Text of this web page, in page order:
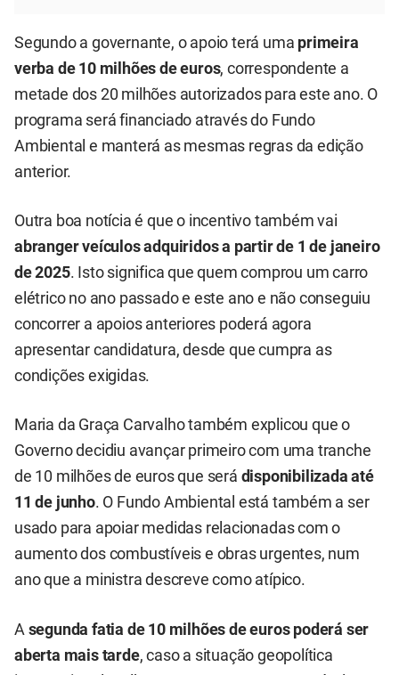
Segundo a governante, o apoio terá uma primeira
verba de 10 milhões de euros, correspondente a
metade dos 20 milhões autorizados para este ano. O
programa será financiado através do Fundo
Ambiental e manterá as mesmas regras da edição
anterior.
Outra boa notícia é que o incentivo também vai
abranger veículos adquiridos a partir de 1 de janeiro
de 2025. Isto significa que quem comprou um carro
elétrico no ano passado e este ano e não conseguiu
concorrer a apoios anteriores poderá agora
apresentar candidatura, desde que cumpra as
condições exigidas.
Maria da Graça Carvalho também explicou que o
Governo decidiu avançar primeiro com uma tranche
de 10 milhões de euros que será disponibilizada até
11 de junho. O Fundo Ambiental está também a ser
usado para apoiar medidas relacionadas com o
aumento dos combustíveis e obras urgentes, num
ano que a ministra descreve como atípico.
A segunda fatia de 10 milhões de euros poderá ser
aberta mais tarde, caso a situação geopolítica